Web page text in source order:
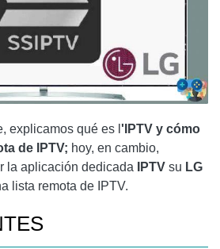
explicamos qué es l 'IPTV y cómo
de IPTV; hoy, en cambio,
la aplicación dedicada
IPTV su LG
lista remota de IPTV.